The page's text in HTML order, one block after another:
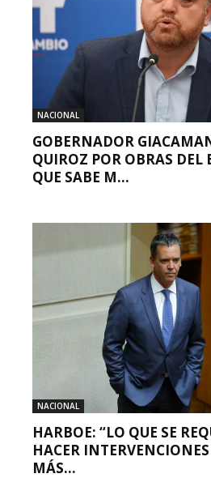
NACIONAL
GOBERNADOR
QUIROZ POR OBRAS DEL
QUE SABE M...
NACIONAL
HARBOE: “LO QUE SE
HACER
MÁS...